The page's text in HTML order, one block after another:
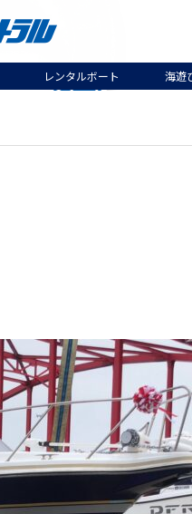
レンタルボート 海遊